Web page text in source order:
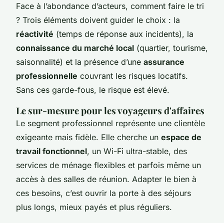
Face à l’abondance d’acteurs, comment faire le tri
? Trois éléments doivent guider le choix : la
réactivité (temps de réponse aux incidents), la
connaissance du marché local (quartier, tourisme,
saisonnalité) et la présence d’une assurance
professionnelle couvrant les risques locatifs.
Sans ces garde-fous, le risque est élevé.
Le sur-mesure pour les voyageurs d'affaires
Le segment professionnel représente une clientèle
exigeante mais fidèle. Elle cherche un espace de
travail fonctionnel, un Wi-Fi ultra-stable, des
services de ménage flexibles et parfois même un
accès à des salles de réunion. Adapter le bien à
ces besoins, c’est ouvrir la porte à des séjours
plus longs, mieux payés et plus réguliers.